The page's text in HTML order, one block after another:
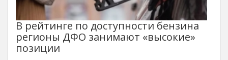
В рейтинге по доступности бензина
регионы ДФО занимают «высокие»
позиции